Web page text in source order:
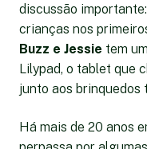
discussão
crianças nos
Buzz e Jessie tem
Lilypad, o tablet que
junto aos brinquedos
Há mais de 20 anos